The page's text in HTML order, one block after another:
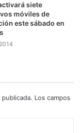
siete
móviles de
este sábado en
Los campos